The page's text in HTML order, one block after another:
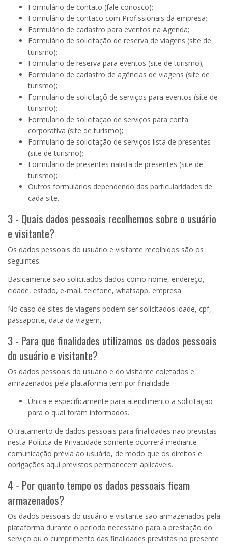
Formulário de contato (fale conosco);
Formulário de contaco com Profissionais da empresa;
Formulário de cadastro para eventos na Agenda;
Formulário de solicitação de reserva de viagens (site de
turismo);
Formulario de reserva para eventos (site de turismo);
Formulario de cadastro de agências de viagens (site de
turismo);
Formulario de solicitaçõ de serviços para eventos (site de
turismo);
Formulario de solicitação de serviços para conta
corporativa (site de turismo);
Formulario de solicitação de serviços lista de presentes
(site de turismo);
Formulario de presentes nalista de presentes (site de
turismo);
Outros formulários dependendo das particularidades de
cada site.
3 - Quais dados pessoais recolhemos sobre o usuário
e visitante?
Os dados pessoais do usuário e visitante recolhidos são os
seguintes:
Basicamente são solicitados dados como nome, endereço,
cidade, estado, e-mail, telefone, whatsapp, empresa
No caso de sites de viagens podem ser solicitados idade, cpf,
passaporte, data da viagem,
3 - Para que finalidades utilizamos os dados pessoais
do usuário e visitante?
Os dados pessoais do usuário e do visitante coletados e
armazenados pela plataforma tem por finalidade:
Única e especificamente para atendimento a solicitação
para o qual foram informados.
O tratamento de dados pessoais para finalidades não previstas
nesta Política de Privacidade somente ocorrerá mediante
comunicação prévia ao usuário, de modo que os direitos e
obrigações aqui previstos permanecem aplicáveis.
4 - Por quanto tempo os dados pessoais ficam
armazenados?
Os dados pessoais do usuário e visitante são armazenados pela
plataforma durante o período necessário para a prestação do
serviço ou o cumprimento das finalidades previstas no presente